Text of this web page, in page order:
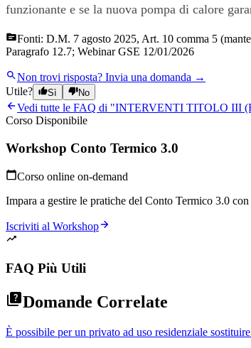
funzionante e se la nuova pompa di calore
Fonti: D.M. 7 agosto 2025, Art. 10 comma 5
Paragrafo 12.7; Webinar GSE 12/01/2026
Non trovi risposta? Invia una domanda →
Utile?
Sì No
Vedi tutte le FAQ di "INTERVENTI TITOLO III
Corso Disponibile
Workshop Conto Termico 3.0
Corso online on-demand
Impara a gestire le pratiche del Conto Termico 3.0
Iscriviti al Workshop
FAQ Più Utili
Domande Correlate
È possibile per un privato ad uso residenziale